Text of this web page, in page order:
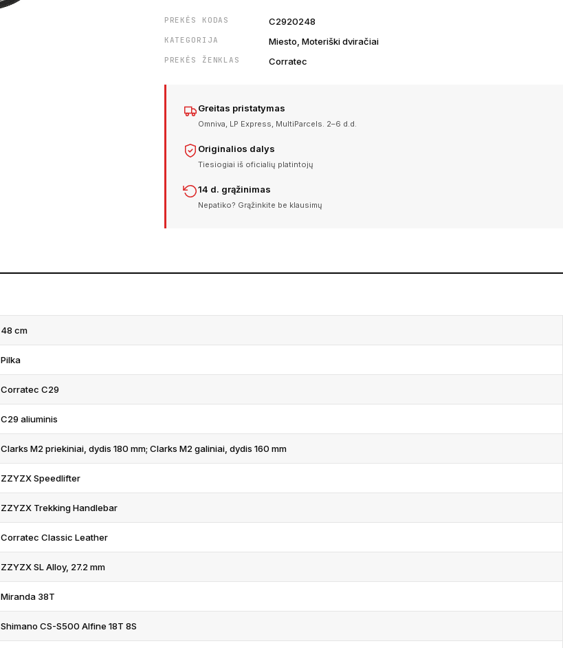
PREKĖS KODAS C2920248
KATEGORIJA Miesto, Moteriški dviračiai
PREKĖS ŽENKLAS Corratec
Greitas pristatymas
Omniva, LP Express, MultiParcels. 2–6 d.d.
Originalios dalys
Tiesiogiai iš oficialių platintojų
14 d. grąžinimas
Nepatiko? Grąžinkite be klausimų
48 cm
Pilka
Corratec C29
C29 aliuminis
Clarks M2 priekiniai, dydis 180 mm; Clarks M2 galiniai, dydis 160 mm
ZZYZX Speedlifter
ZZYZX Trekking Handlebar
Corratec Classic Leather
ZZYZX SL Alloy, 27.2 mm
Miranda 38T
Shimano CS-S500 Alfine 18T 8S